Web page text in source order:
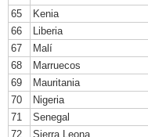
65
Kenia
66
Liberia
67
Malí
68
Marruecos
69
Mauritania
70
Nigeria
71
Senegal
72
Sierra Leona